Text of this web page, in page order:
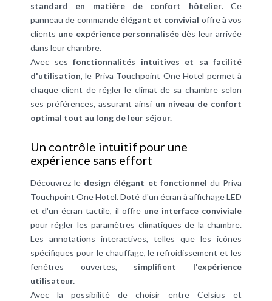
standard en matière de confort hôtelier. Ce
panneau de commande élégant et convivial offre à vos
clients une expérience personnalisée dès leur arrivée
dans leur chambre.
Avec ses fonctionnalités intuitives et sa facilité
d'utilisation, le Priva Touchpoint One Hotel permet à
chaque client de régler le climat de sa chambre selon
ses préférences, assurant ainsi un niveau de confort
optimal tout au long de leur séjour.
Un contrôle intuitif pour une
expérience sans effort
Découvrez le design élégant et fonctionnel du Priva
Touchpoint One Hotel. Doté d'un écran à affichage LED
et d'un écran tactile, il offre une interface conviviale
pour régler les paramètres climatiques de la chambre.
Les annotations interactives, telles que les icônes
spécifiques pour le chauffage, le refroidissement et les
fenêtres ouvertes, simplifient l'expérience
utilisateur.
Avec la possibilité de choisir entre Celsius et